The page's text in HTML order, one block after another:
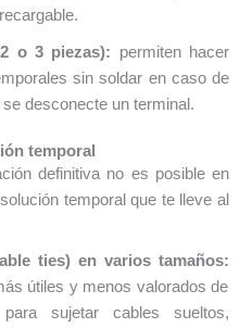
o 3 piezas): permiten hacer
sin soldar en caso de
desconecte un terminal.
temporal
definitiva no es posible en
temporal que te lleve al
ties) en varios tamaños:
útiles y menos valorados de
sujetar cables sueltos,